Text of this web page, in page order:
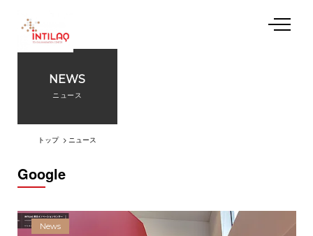
イベント
NEWS
ニュース
トップ ニュース
Google
News